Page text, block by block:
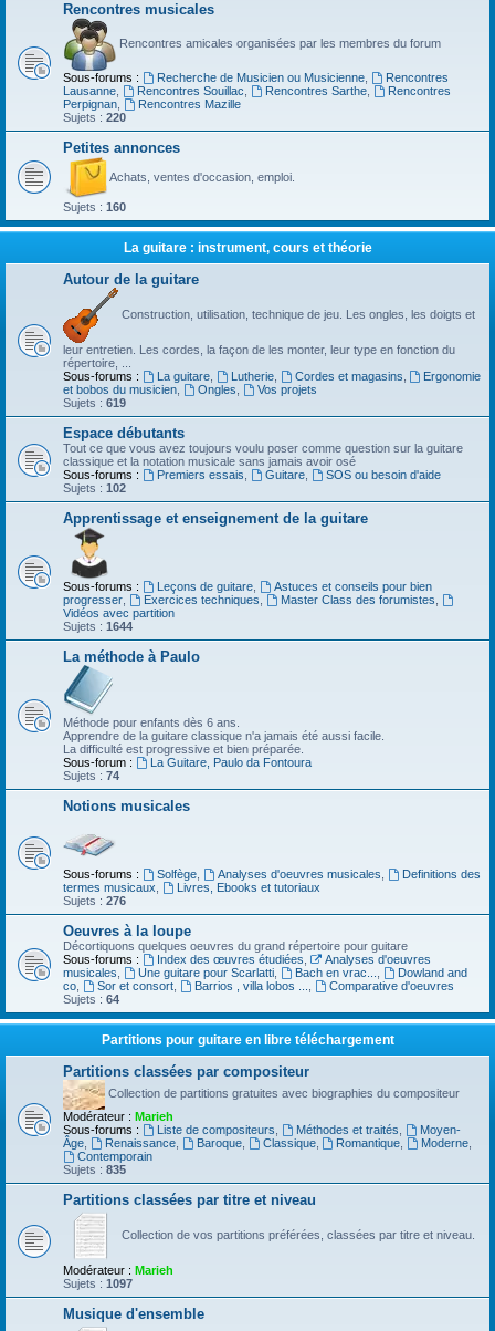
Rencontres musicales
Rencontres amicales organisées par les membres du forum
Sous-forums : Recherche de Musicien ou Musicienne,
Rencontres
Lausanne
Rencontres Souillac Rencontres Sarthe,
Rencontres
Perpignan
Rencontres Mazille
Sujets : 220
Petites annonces
Achats, ventes d'occasion, emploi.
Sujets : 160
La guitare : instrument, cours et théorie
Autour de la guitare
Construction, utilisation, technique de jeu. Les ongles, les doigts et
leur entretien. Les cordes, la façon de les monter, leur type en fonction du
répertoire, ...
Sous-forums :
La guitare, Lutherie, Cordes et magasins
Ergonomie
et bobos du musicien
Ongles
Vos projets
Sujets : 619
Espace débutants
Tout ce que vous avez toujours voulu poser comme question sur la guitare
classique et la notation musicale sans jamais avoir osé
Sous-forums :
Premiers essais Guitare,
SOS ou besoin d'aide
Sujets : 102
Apprentissage et enseignement de la guitare
Sous-forums : Leçons de guitare,
Astuces et conseils pour bien
progresser
Exercices techniques Master Class des forumistes
Vidéos avec partition
Sujets : 1644
La méthode à Paulo
Méthode pour enfants dès 6 ans.
Apprendre de la guitare classique n'a jamais été aussi facile.
La difficulté est progressive et bien préparée.
Sous-forum :
La Guitare, Paulo da Fontoura
Sujets : 74
Notions musicales
Sous-forums : Solfège, Analyses d'oeuvres musicales
Definitions des
termes musicaux
Livres, Ebooks et tutoriaux
Sujets : 276
Oeuvres à la loupe
Décortiquons quelques oeuvres du grand répertoire pour guitare
Sous-forums :
Index des œuvres étudiées
Analyses d'oeuvres
musicales
Une guitare pour Scarlatti, Bach en vrac...
Dowland and
co
Sor et consort, Barrios , villa lobos ...
Comparative d'oeuvres
Sujets : 64
Partitions pour guitare en libre téléchargement
Partitions classées par compositeur
Collection de partitions gratuites avec biographies du compositeur
Modérateur : Marieh
Sous-forums :
Liste de compositeurs Méthodes et traités
Moyen-
Âge
Renaissance, Baroque, Classique, Romantique Moderne
Contemporain
Sujets : 835
Partitions classées par titre et niveau
Collection de vos partitions préférées, classées par titre et niveau.
Modérateur : Marieh
Sujets : 1097
Musique d'ensemble